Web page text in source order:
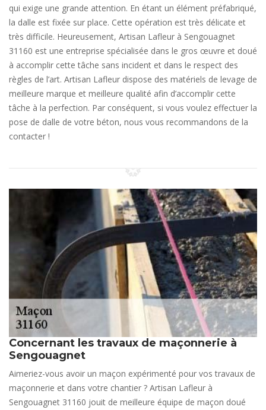
qui exige une grande attention. En étant un élément préfabriqué,
la dalle est fixée sur place. Cette opération est très délicate et
très difficile. Heureusement, Artisan Lafleur à Sengouagnet
31160 est une entreprise spécialisée dans le gros œuvre et doué
à accomplir cette tâche sans incident et dans le respect des
règles de l’art. Artisan Lafleur dispose des matériels de levage de
meilleure marque et meilleure qualité afin d’accomplir cette
tâche à la perfection. Par conséquent, si vous voulez effectuer la
pose de dalle de votre béton, nous vous recommandons de la
contacter !
Concernant les travaux de maçonnerie à
Sengouagnet
Aimeriez-vous avoir un maçon expérimenté pour vos travaux de
maçonnerie et dans votre chantier ? Artisan Lafleur à
Sengouagnet 31160 jouit de meilleure équipe de maçon doué